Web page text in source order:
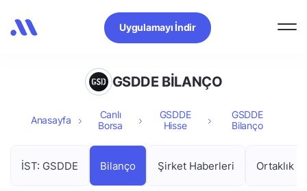
Uygulamayı İndir
GSDDE BİLANÇO
Anasayfa
Canlı
Borsa
GSDDE
Hisse
GSDDE
Bilanço
İST: GSDDE Bilanço Şirket Haberleri Ortaklık